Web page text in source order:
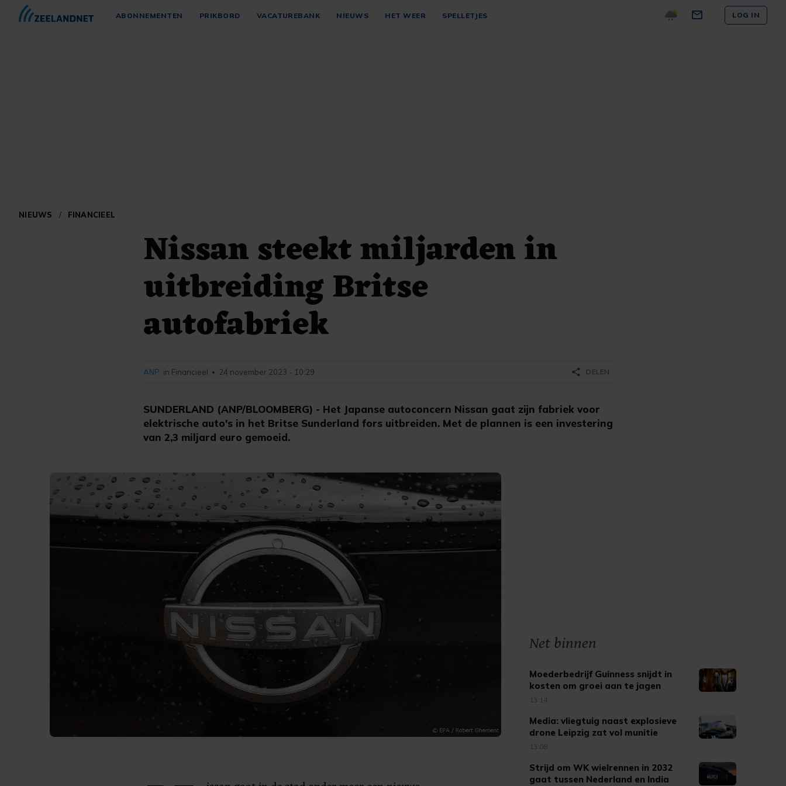
ABONNEMENTEN PRIKBORD VACATUREBANK NIEUWS HET WEER SPELLETJES LOG IN
NIEUWS / FINANCIEEL
Nissan steekt miljarden in
uitbreiding Britse
autofabriek
SUNDERLAND (ANP/BLOOMBERG) - Het Japanse autoconcern Nissan gaat zijn fabriek voor
elektrische auto's in het Britse Sunderland fors uitbreiden. Met de plannen is een investering
van 2,3 miljard euro gemoeid.
ANP in Financieel • 24 november 2023 - 10:29 share DELEN
Net binnen
Moederbedrijf Guinness snijdt in
kosten om groei aan te jagen
13:14
Media: vliegtuig naast explosieve
drone Leipzig zat vol munitie
13:08
Strijd om WK wielrennen in 2032
gaat tussen Nederland en India